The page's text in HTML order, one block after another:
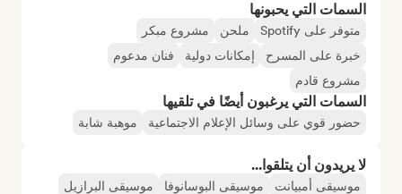
السمات التي يحبونها
متوفر على Spotify ملحن
مشروع مبكر
خبرة على المسرح
إمكانات دولية
فنان مدعوم
مشروع قادم
السمات التي يرغبون أيضًا في تلقيها
حضور قوي على وسائل الإعلام الاجتماعية موهبة شابة
لا يريدون أن يتلقوا...
موسيقى أمبيانت موسيقى البوسانوفا
موسيقى البرازيل